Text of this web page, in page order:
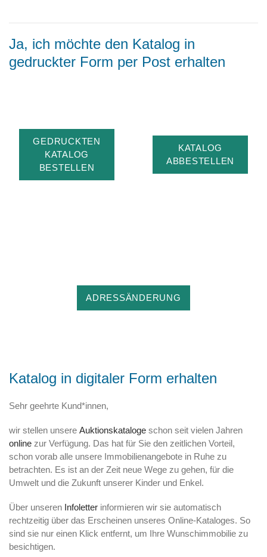
Katalog in digitaler Form erhalten
Sehr geehrte Kund*innen,
wir stellen unsere Auktionskataloge schon seit vielen Jahren
online zur Verfügung. Das hat für Sie den zeitlichen Vorteil,
schon vorab alle unsere Immobilienangebote in Ruhe zu
betrachten. Es ist an der Zeit neue Wege zu gehen, für die
Umwelt und die Zukunft unserer Kinder und Enkel.
Über unseren Infoletter informieren wir sie automatisch
rechtzeitig über das Erscheinen unseres Online-Kataloges. So
sind sie nur einen Klick entfernt, um Ihre Wunschimmobilie zu
besichtigen.
Ja, ich möchte den Katalog in
gedruckter Form per Post erhalten
GEDRUCKTEN
KATALOG
BESTELLEN
KATALOG
ABBESTELLEN
ADRESSÄNDERUNG